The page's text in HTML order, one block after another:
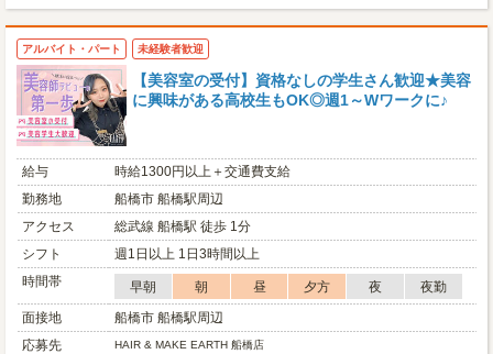
アルバイト・パート 未経験者歓迎
【美容室の受付】資格なしの学生さん歓迎★美容
に興味がある高校生もOK◎週1～Wワークに♪
給与
時給1300円以上＋交通費支給
勤務地
船橋市 船橋駅周辺
アクセス
総武線 船橋駅 徒歩 1分
シフト
週1日以上 1日3時間以上
時間帯
早朝 朝 昼 夕方 夜
夜勤
面接地
船橋市 船橋駅周辺
応募先
HAIR & MAKE EARTH 船橋店